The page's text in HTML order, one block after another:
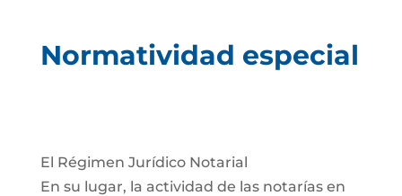
Normatividad especial
El Régimen Jurídico Notarial
En su lugar, la actividad de las notarías en